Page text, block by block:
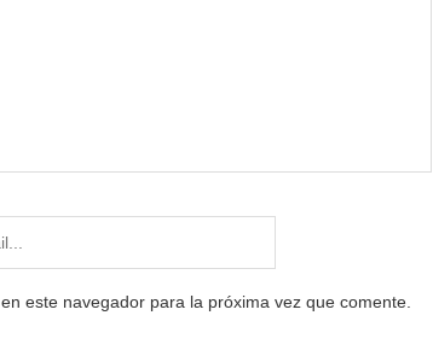
este navegador para la próxima vez que comente.